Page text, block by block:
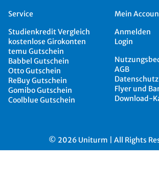
Service
Studienkredit Vergleich
kostenlose Girokonten
temu Gutschein
Babbel Gutschein
Otto Gutschein
ReBuy Gutschein
Gomibo Gutschein
Coolblue Gutschein
Mein
Anmelden
Login
AGB
Datenschutz
Flyer und
Download-
© 2026 Uniturm | All Rights